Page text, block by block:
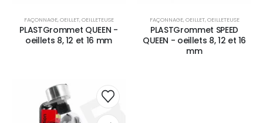
FAÇONNAGE,OEILLET,OEILLETEUSE
PLASTGrommet QUEEN -
oeillets 8, 12 et 16 mm
FAÇONNAGE,OEILLET,OEILLETEUSE
PLASTGrommet SPEED
QUEEN - oeillets 8, 12 et 16
mm